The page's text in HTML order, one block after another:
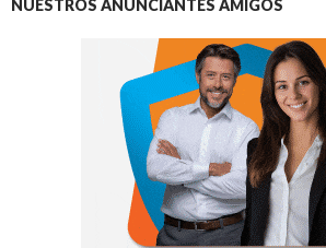
NUESTROS ANUNCIANTES AMIGOS